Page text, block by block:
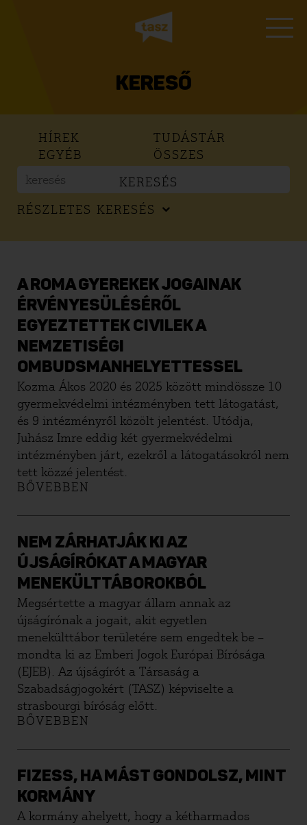
KERESŐ
HÍREK
TUDÁSTÁR
EGYÉB
ÖSSZES
RÉSZLETES KERESÉS
KERESÉS
A ROMA GYEREKEK JOGAINAK
ÉRVÉNYESÜLÉSÉRŐL
EGYEZTETTEK CIVILEK A
NEMZETISÉGI
OMBUDSMANHELYETTESSEL
Kozma Ákos 2020 és 2025 között mindössze 10
gyermekvédelmi intézményben tett látogatást,
és 9 intézményről közölt jelentést. Utódja,
Juhász Imre eddig két gyermekvédelmi
intézményben járt, ezekről a látogatásokról nem
tett közzé jelentést.
BŐVEBBEN
NEM ZÁRHATJÁK KI AZ
ÚJSÁGÍRÓKAT A MAGYAR
MENEKÜLTTÁBOROKBÓL
Megsértette a magyar állam annak az
újságírónak a jogait, akit egyetlen
menekülttábor területére sem engedtek be –
mondta ki az Emberi Jogok Európai Bírósága
(EJEB). Az újságírót a Társaság a
Szabadságjogokért (TASZ) képviselte a
strasbourgi bíróság előtt.
BŐVEBBEN
FIZESS, HA MÁST GONDOLSZ, MINT
KORMÁNY
A kormány ahelyett, hogy a kétharmados